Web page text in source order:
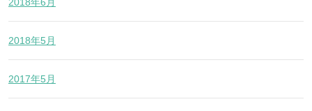
2018年5月
2017年5月